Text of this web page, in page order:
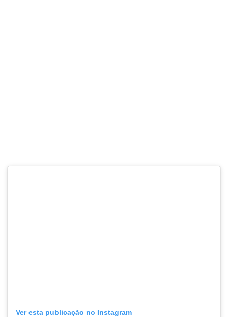
Ver esta publicação no Instagram